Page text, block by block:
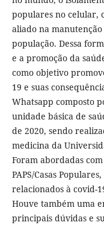
populares no celular,
aliado na
população. Dessa
e a promoção da
como objetivo
19 e suas
Whatsapp composto
unidade básica de
de 2020, sendo
medicina da
Foram abordadas
PAPS/Casas
relacionados à covid-
Houve também uma
principais dúvidas e